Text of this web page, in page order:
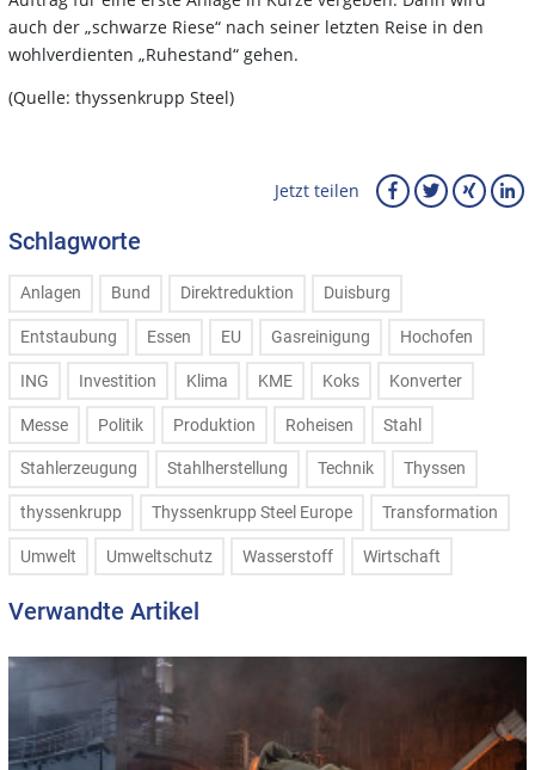
auch der „schwarze Riese“ nach seiner letzten Reise in den
wohlverdienten „Ruhestand“ gehen.
(Quelle: thyssenkrupp Steel)
Jetzt teilen
Schlagworte
Anlagen Bund Direktreduktion Duisburg
Entstaubung Essen EU Gasreinigung Hochofen
ING Investition Klima KME Koks Konverter
Messe Politik Produktion Roheisen Stahl
Stahlerzeugung Stahlherstellung Technik Thyssen
thyssenkrupp Thyssenkrupp Steel Europe Transformation
Umwelt Umweltschutz Wasserstoff Wirtschaft
Verwandte Artikel